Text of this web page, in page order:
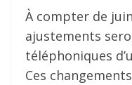
À compter de
ajustements
téléphoniques
Ces